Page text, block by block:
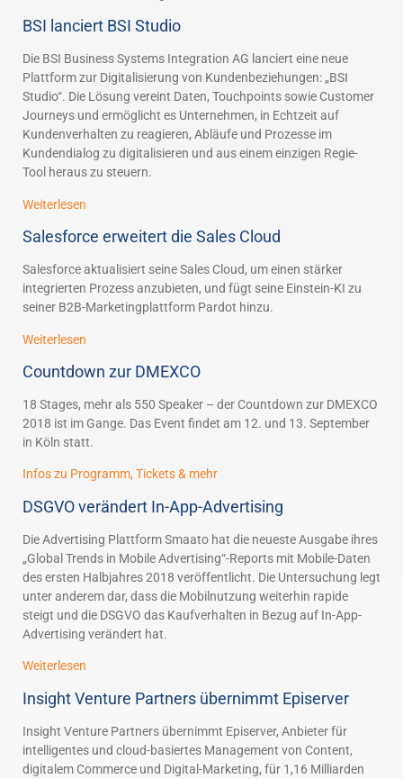
BSI lanciert BSI Studio
Die BSI Business Systems Integration AG lanciert eine neue
Plattform zur Digitalisierung von Kundenbeziehungen: „BSI
Studio“. Die Lösung vereint Daten, Touchpoints sowie Customer
Journeys und ermöglicht es Unternehmen, in Echtzeit auf
Kundenverhalten zu reagieren, Abläufe und Prozesse im
Kundendialog zu digitalisieren und aus einem einzigen Regie-
Tool heraus zu steuern.
Weiterlesen
Salesforce erweitert die Sales Cloud
Salesforce aktualisiert seine Sales Cloud, um einen stärker
integrierten Prozess anzubieten, und fügt seine Einstein-KI zu
seiner B2B-Marketingplattform Pardot hinzu.
Weiterlesen
Countdown zur DMEXCO
18 Stages, mehr als 550 Speaker – der Countdown zur DMEXCO
2018 ist im Gange. Das Event findet am 12. und 13. September
in Köln statt.
Infos zu Programm, Tickets & mehr
DSGVO verändert In-App-Advertising
Die Advertising Plattform Smaato hat die neueste Ausgabe ihres
„Global Trends in Mobile Advertising“-Reports mit Mobile-Daten
des ersten Halbjahres 2018 veröffentlicht. Die Untersuchung legt
unter anderem dar, dass die Mobilnutzung weiterhin rapide
steigt und die DSGVO das Kaufverhalten in Bezug auf In-App-
Advertising verändert hat.
Weiterlesen
Insight Venture Partners übernimmt Episerver
Insight Venture Partners übernimmt Episerver, Anbieter für
intelligentes und cloud-basiertes Management von Content,
digitalem Commerce und Digital-Marketing, für 1,16 Milliarden